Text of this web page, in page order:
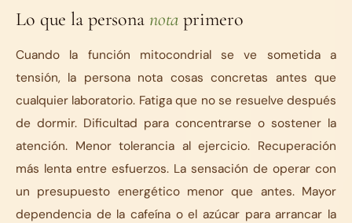
Lo que la persona nota primero
Cuando la función mitocondrial se ve sometida a
tensión, la persona nota cosas concretas antes que
cualquier laboratorio. Fatiga que no se resuelve después
de dormir. Dificultad para concentrarse o sostener la
atención. Menor tolerancia al ejercicio. Recuperación
más lenta entre esfuerzos. La sensación de operar con
un presupuesto energético menor que antes. Mayor
dependencia de la cafeína o el azúcar para arrancar la